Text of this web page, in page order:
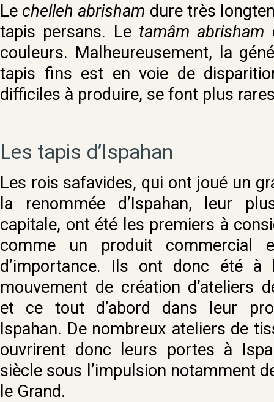
Le chelleh abrisham dure très
tapis persans. Le tamâm abrisham
couleurs. Malheureusement, la
tapis fins est en voie de
difficiles à produire, se font plus
Les tapis d’Ispahan
Les rois safavides, qui ont joué un
la renommée d’Ispahan, leur
capitale, ont été les premiers à
comme un produit commercial
d’importance. Ils ont donc été à
mouvement de création d’ateliers
et ce tout d’abord dans leur
Ispahan. De nombreux ateliers de
ouvrirent donc leurs portes à
siècle sous l’impulsion notamment
le Grand.